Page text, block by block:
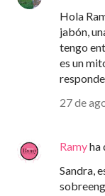
Hola
jabón,
tengo
es un
27 de
Ramyha
Sandra,